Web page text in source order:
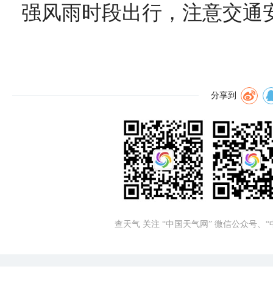
强风雨时段出行，注意交通
分享到
查天气 关注 “中国天气网” 微信公众号、